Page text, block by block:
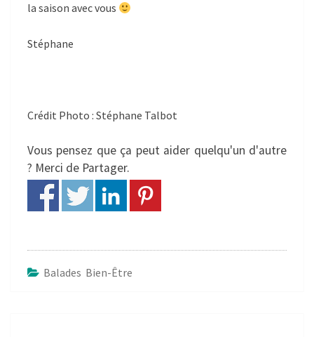
la saison avec vous
Stéphane
Crédit Photo : Stéphane Talbot
Vous pensez que ça peut aider quelqu'un d'autre
? Merci de Partager.
Balades Bien-Être